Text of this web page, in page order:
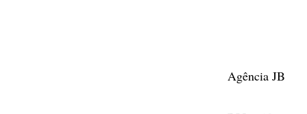
Agência JB